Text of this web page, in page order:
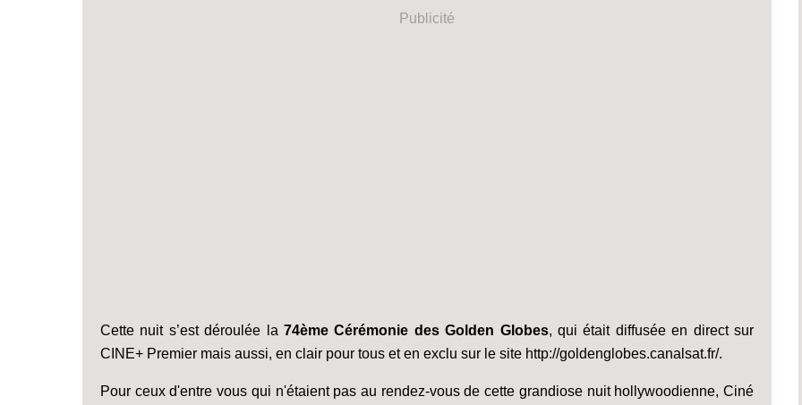
Publicité
Cette nuit s’est déroulée la 74ème Cérémonie des Golden Globes, qui était diffusée en direct sur
CINE+ Premier mais aussi, en clair pour tous et en exclu sur le site http://goldenglobes.canalsat.fr/.
Pour ceux d'entre vous qui n'étaient pas au rendez-vous de cette grandiose nuit hollywoodienne, Ciné